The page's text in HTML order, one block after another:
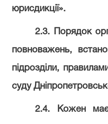
юрисдикції».
2.3. Порядок
повноважень,
підрозділи,
суду
2.4. Кожен має